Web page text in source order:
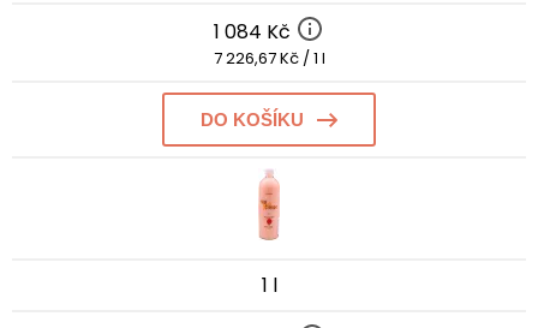
1 084 Kč
7 226,67 Kč / 1 l
DO KOŠÍKU
1 l